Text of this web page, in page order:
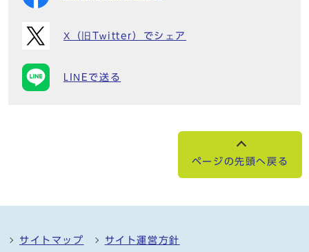
X（旧Twitter）でシェア
LINEで送る
ページの先頭へ戻る
サイトマップ サイト運営方針